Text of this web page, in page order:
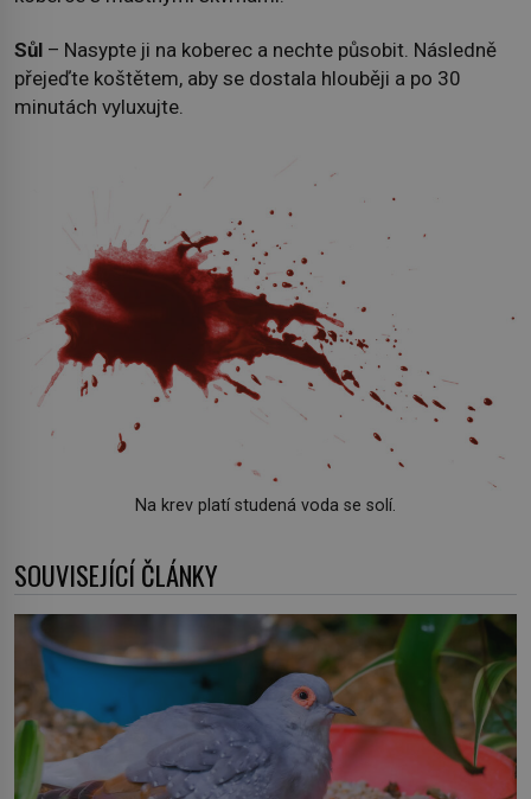
Sůl – Nasypte ji na koberec a nechte působit. Následně
přejeďte koštětem, aby se dostala hlouběji a po 30
minutách vyluxujte.
Na krev platí studená voda se solí.
SOUVISEJÍCÍ ČLÁNKY